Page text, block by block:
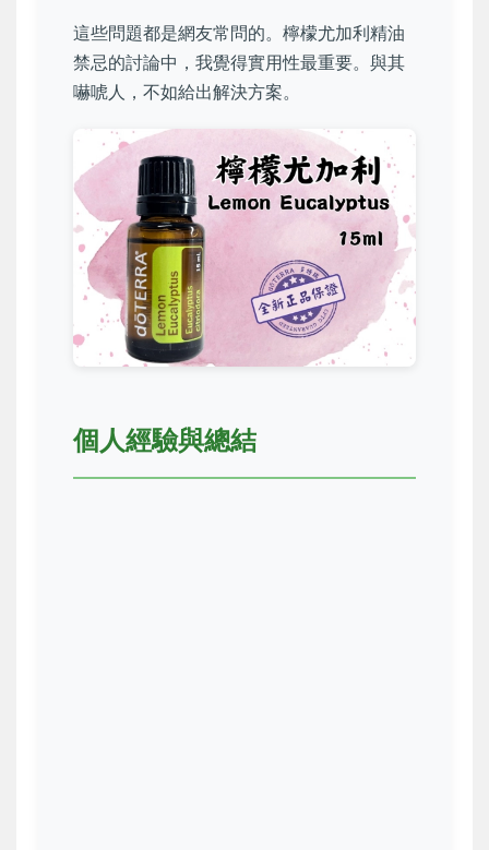
這些問題都是網友常問的。檸檬尤加利精油
禁忌的討論中，我覺得實用性最重要。與其
嚇唬人，不如給出解決方案。
個人經驗與總結